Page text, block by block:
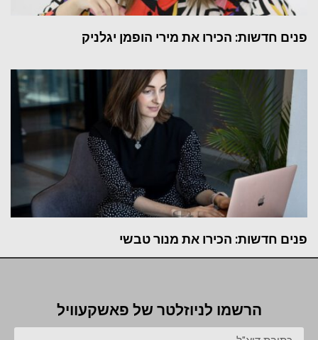
פנים חדשות: הכירו את מירי הופמן יגלניק
פנים חדשות: הכירו את מנור טבשי
הרשמו לניוזלטר של פאשקעוויל